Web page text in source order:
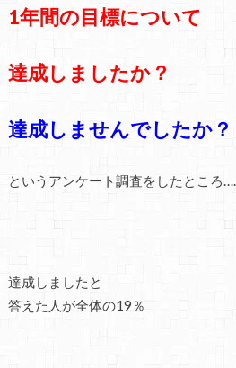
1年間の目標について
達成しましたか？
達成しませんでしたか？
というアンケート調査をしたところ……
達成しましたと
答えた人が全体の19％